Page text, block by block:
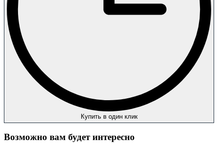
Купить в один клик
Возможно вам будет интересно